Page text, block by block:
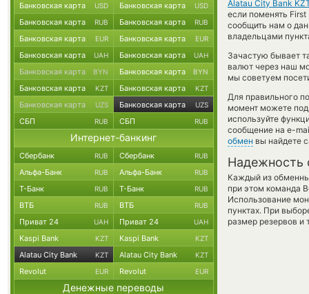
Alatau City Bank
если поменять
сообщить нам о
владельцами
Зачастую бывает
валют через наш
мы советуем
Для правильного
момент можете
используйте
сообщение на e-
обмен вы найдете
Надежность
Каждый из
при этом команда
Использование
пунктах. При
размер резервов и
Банковская карта USD Банковская карта USD
Банковская карта RUB Банковская карта RUB
Банковская карта EUR Банковская карта EUR
Банковская карта UAH Банковская карта UAH
Банковская карта BYN Банковская карта BYN
Банковская карта KZT Банковская карта KZT
Банковская карта UZS Банковская карта UZS
СБП RUB СБП RUB
Интернет-банкинг
Сбербанк RUB Сбербанк RUB
Альфа-Банк RUB Альфа-Банк RUB
Т-Банк RUB Т-Банк RUB
ВТБ RUB ВТБ RUB
Приват 24 UAH Приват 24 UAH
Kaspi Bank KZT Kaspi Bank KZT
Alatau City Bank KZT Alatau City Bank KZT
Revolut EUR Revolut EUR
Денежные переводы